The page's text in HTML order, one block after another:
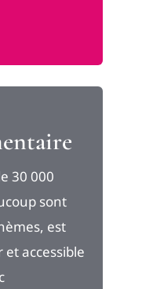
30 000
sont
est
accessible